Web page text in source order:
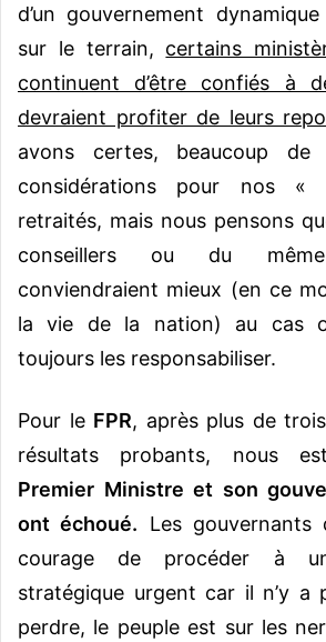
d’un gouvernement
sur le terrain, certains
continuent d’être confiés à
devraient profiter de leurs
avons certes, beaucoup
considérations pour nos «
retraités, mais nous pensons
conseillers ou du
conviendraient mieux (en ce
la vie de la nation) au cas
toujours les responsabiliser.
Pour le FPR, après plus de
résultats probants, nous
Premier Ministre et son
ont échoué. Les
courage de procéder à un
stratégique urgent car il n’y a
perdre, le peuple est sur les